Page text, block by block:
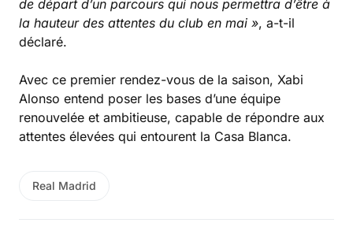
de départ d’un parcours qui nous permettra d’être à
la hauteur des attentes du club en mai », a-t-il
déclaré.
Avec ce premier rendez-vous de la saison, Xabi
Alonso entend poser les bases d’une équipe
renouvelée et ambitieuse, capable de répondre aux
attentes élevées qui entourent la Casa Blanca.
Real Madrid